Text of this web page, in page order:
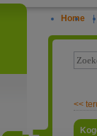
Home |
<<